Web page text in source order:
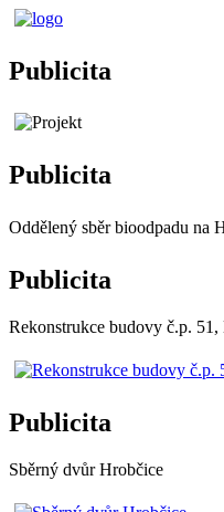
Publicita
Publicita
Oddělený sběr bioodpadu na
Publicita
Rekonstrukce budovy č.p.
Publicita
Sběrný dvůr Hrobčice